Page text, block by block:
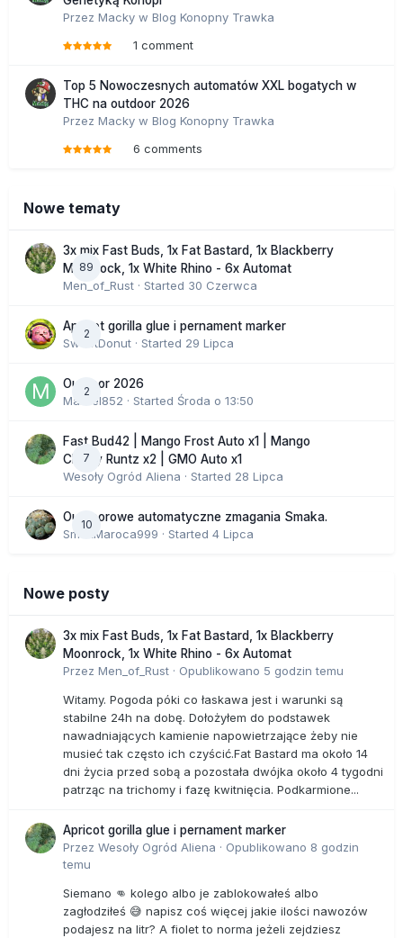
Przez Macky w Blog Konopny Trawka
1 comment
Top 5 Nowoczesnych automatów XXL bogatych w
THC na outdoor 2026
Przez Macky w Blog Konopny Trawka
6 comments
Nowe tematy
89
3x mix Fast Buds, 1x Fat Bastard, 1x Blackberry
Moonrock, 1x White Rhino - 6x Automat
Men_of_Rust · Started 30 Czerwca
2
Apricot gorilla glue i pernament marker
SweetDonut · Started 29 Lipca
2
Outdoor 2026
Marcel852 · Started Środa o 13:50
7
Fast Bud42 | Mango Frost Auto x1 | Mango
Cherry Runtz x2 | GMO Auto x1
Wesoły Ogród Aliena · Started 28 Lipca
10
Outdoorowe automatyczne zmagania Smaka.
SmakMaroca999 · Started 4 Lipca
Nowe posty
3x mix Fast Buds, 1x Fat Bastard, 1x Blackberry
Moonrock, 1x White Rhino - 6x Automat
Przez Men_of_Rust · Opublikowano 5 godzin temu
Witamy. Pogoda póki co łaskawa jest i warunki są
stabilne 24h na dobę. Dołożyłem do podstawek
nawadniających kamienie napowietrzające żeby nie
musieć tak często ich czyścić.Fat Bastard ma około 14
dni życia przed sobą a pozostała dwójka około 4 tygodni
patrząc na trichomy i fazę kwitnięcia. Podkarmione...
Apricot gorilla glue i pernament marker
Przez Wesoły Ogród Aliena · Opublikowano 8 godzin
temu
Siemano 👊 kolego albo je zablokowałeś albo
zagłodziłeś 😅 napisz coś więcej jakie ilości nawozów
podajesz na litr? A fiolet to norma jeżeli zejdziesz